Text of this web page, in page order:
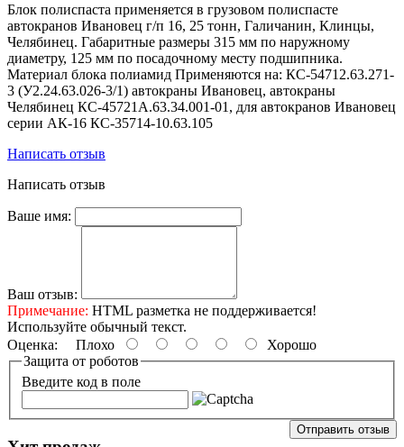
Блок полиспаста применяется в грузовом полиспасте
автокранов Ивановец г/п 16, 25 тонн, Галичанин, Клинцы,
Челябинец. Габаритные размеры 315 мм по наружному
диаметру, 125 мм по посадочному месту подшипника.
Материал блока полиамид Применяются на: КС-54712.63.271-
3 (У2.24.63.026-3/1) автокраны Ивановец, автокраны
Челябинец КС-45721А.63.34.001-01, для автокранов Ивановец
серии АК-16 КС-35714-10.63.105
Написать отзыв
Написать отзыв
Ваше имя:
Ваш отзыв:
Примечание: HTML разметка не поддерживается!
Используйте обычный текст.
Оценка: Плохо
Хорошо
Защита от роботов
Введите код в поле
Отправить отзыв